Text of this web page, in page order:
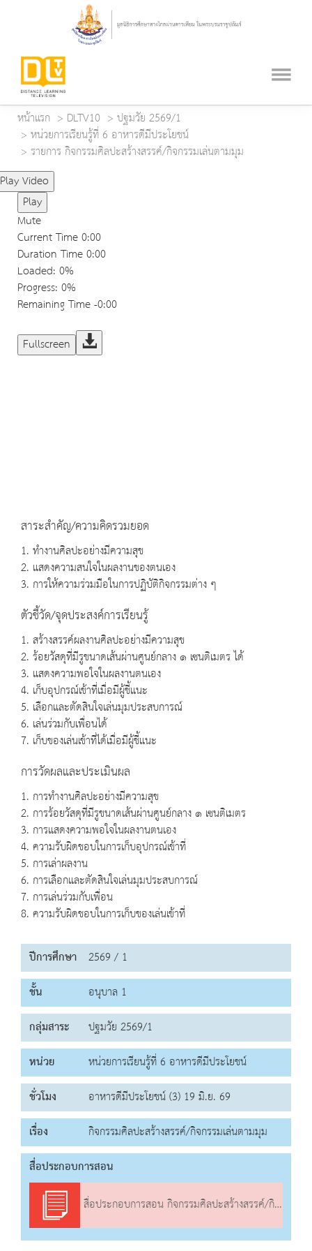
หน้าแรก DLTV10
ปฐมวัย 2569/1
หน่วยการเรียนรู้ที่ 6 อาหารดีมีประโยชน์
รายการ กิจกรรมศิลปะสร้างสรรค์/กิจกรรมเล่นตามมุม
Play Video
Play
Mute
Current Time0:00
Duration Time0:00
Loaded: 0%
Progress: 0%
Remaining Time-0:00
Fullscreen
สาระสำคัญ/ความคิดรวมยอด
1. ทำงานศิลปะอย่างมีความสุข
2. แสดงความสนใจในผลงานของตนเอง
3. การให้ความร่วมมือในการปฏิบัติกิจกรรมต่าง ๆ
ตัวชี้วัด/จุดประสงค์การเรียนรู้
1. สร้างสรรค์ผลงานศิลปะอย่างมีความสุข
2. ร้อยวัสดุที่มีรูขนาดเส้นผ่านศูนย์กลาง ๑ เซนติเมตร ได้
3. แสดงความพอใจในผลงานตนเอง
4. เก็บอุปกรณ์เข้าที่เมื่อมีผู้ชี้แนะ
5. เลือกและตัดสินใจเล่นมุมประสบการณ์
6. เล่นร่วมกับเพื่อนได้
7. เก็บของเล่นเข้าที่ได้เมื่อมีผู้ชี้แนะ
การวัดผลและประเมินผล
1. การทำงานศิลปะอย่างมีความสุข
2. การร้อยวัสดุที่มีรูขนาดเส้นผ่านศูนย์กลาง ๑ เซนติเมตร
3. การแสดงความพอใจในผลงานตนเอง
4. ความรับผิดชอบในการเก็บอุปกรณ์เข้าที่
5. การเล่าผลงาน
6. การเลือกและตัดสินใจเล่นมุมประสบการณ์
7. การเล่นร่วมกับเพื่อน
8. ความรับผิดชอบในการเก็บของเล่นเข้าที่
ปีการศึกษา 2569 / 1
ชั้น
อนุบาล 1
กลุ่มสาระ
ปฐมวัย 2569/1
หน่วย
หน่วยการเรียนรู้ที่ 6 อาหารดีมีประโยชน์
ชั่วโมง
อาหารดีมีประโยชน์ (3) 19 มิ.ย. 69
เรื่อง
กิจกรรมศิลปะสร้างสรรค์/กิจกรรมเล่นตามมุม
สื่อประกอบการสอน
สื่อประกอบการสอน กิจกรรมศิลปะสร้างสรรค์/กิจกรรมเล่นตามมุม